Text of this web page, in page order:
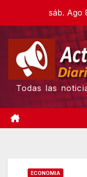
content
sáb. Ago
Todas las
ECONOMIA